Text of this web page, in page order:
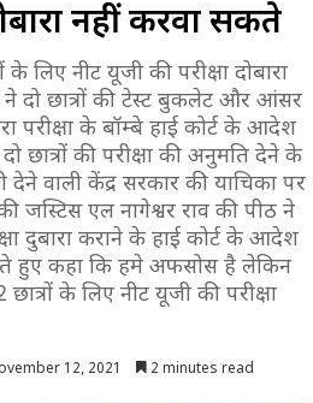
नहीं करवा सकते
के लिए नीट यूजी की परीक्षा दोबारा
ने दो छात्रों की टेस्ट बुकलेट और आंसर
परीक्षा के बॉम्बे हाई कोर्ट के आदेश
छात्रों की परीक्षा की अनुमति देने के
वाली केंद्र सरकार की याचिका पर
जस्टिस एल नागेश्वर राव की पीठ ने
दुबारा कराने के हाई कोर्ट के आदेश
हुए कहा कि हमे अफसोस है लेकिन
के लिए नीट यूजी की परीक्षा
12, 2021 2 minutes read